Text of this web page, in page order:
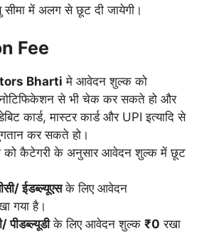
में अलग से छूट दी जायेगी।
Fee
Bharti मे आवेदन शुल्क को
से भी चेक कर सकते हो और
कार्ड, मास्टर कार्ड और UPI इत्यादि से
कर सकते हो।
को कैटेगरी के अनुसार आवेदन शुल्क में छूट
ईडब्ल्यूएसके लिए आवेदन
गया है।
पीडब्ल्यूडीके लिए आवेदन शुल्क ₹0 रखा